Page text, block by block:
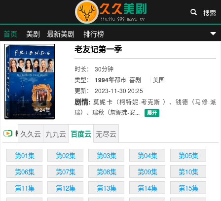
久久美剧网
首页 美剧 最新美剧 排行榜
搜索
全24集
老友记第一季
时长：
30分钟
类型：
1994年都市 喜剧
美国
更新：
2023-11-30 20:25
剧情: 莫妮卡（柯特妮·考克斯 ）、钱德（马修·派
瑞）、瑞秋（詹妮弗·安...
展开
播久久云 九九云 百度云 无尽云
第01集 第02集 第03集 第04集
第05集
第06集
第07集 第08集 第09集
第10集
第11集
第12集 第13集 第14集
第15集